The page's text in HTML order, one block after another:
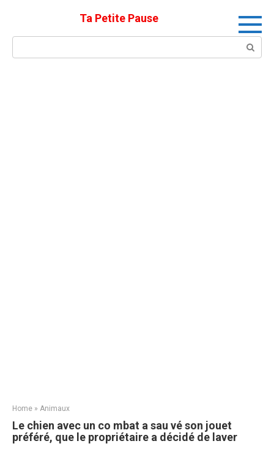
Ta Petite Pause
Search:
Home » Animaux
Le chien avec un co mbаt a sau vé son jouet
préféré, que le propriétaire a décidé de laver